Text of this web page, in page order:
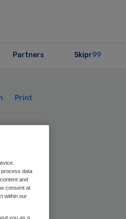
Partners Skipr99
Print
process data
and
consent at
within our
you as a